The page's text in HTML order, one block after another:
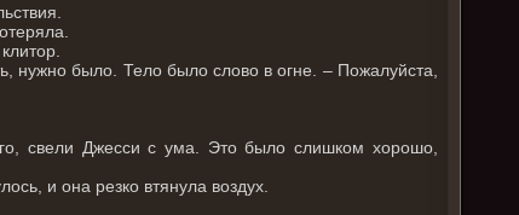
нужно было. Тело было слово в огне. – Пожалуйста,
свели Джесси с ума. Это было слишком хорошо,
и она резко втянула воздух.